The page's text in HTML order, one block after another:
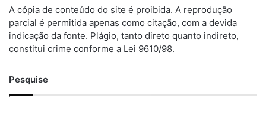
A cópia de conteúdo do site é proibida. A reprodução
parcial é permitida apenas como citação, com a devida
indicação da fonte. Plágio, tanto direto quanto indireto,
constitui crime conforme a Lei 9610/98.
Pesquise